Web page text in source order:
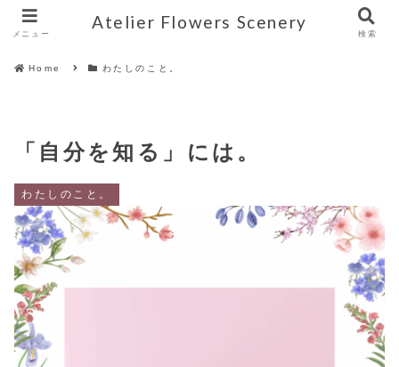
Home わたしのこと。
「自分を知る」には。
わたしのこと。
メニュー
Atelier Flowers Scenery
検索